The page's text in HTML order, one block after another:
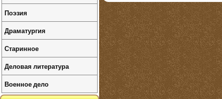
Поэзия
Драматургия
Старинное
Деловая литература
Военное дело